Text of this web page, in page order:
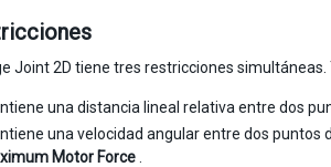
Joint 2D tiene tres restricciones simultáneas.
una distancia lineal relativa entre dos
una velocidad angular entre dos puntos
Motor Force